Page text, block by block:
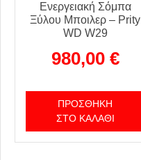
Ενεργειακή Σόμπα
Ξύλου Μποιλερ – Prity
WD W29
980,00 €
ΠΡΟΣΘΉΚΗ
ΣΤΟ ΚΑΛΆΘΙ